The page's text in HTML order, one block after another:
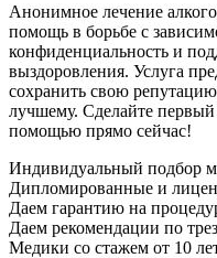
Анонимное лечение
помощь в борьбе с
конфиденциальность и
выздоровления. Услуга
сохранить свою
лучшему. Сделайте первый
помощью прямо сейчас!
Индивидуальный подбор
Дипломированные и
Даем гарантию на
Даем рекомендации по
Медики со стажем от 10